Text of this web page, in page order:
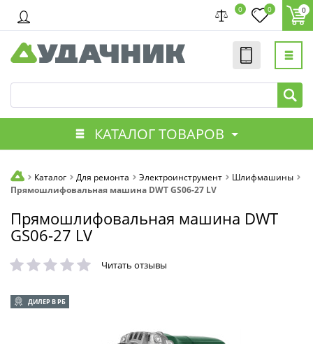
0 0 0
КАТАЛОГ ТОВАРОВ
Каталог Для ремонта Электроинструмент
Шлифмашины
Прямошлифовальная машина DWT GS06-27 LV
Прямошлифовальная машина DWT
GS06-27 LV
Читать отзывы
ДИЛЕР В РБ